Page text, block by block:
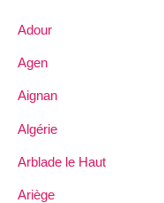
Adour
Agen
Aignan
Algérie
Arblade le Haut
Ariège